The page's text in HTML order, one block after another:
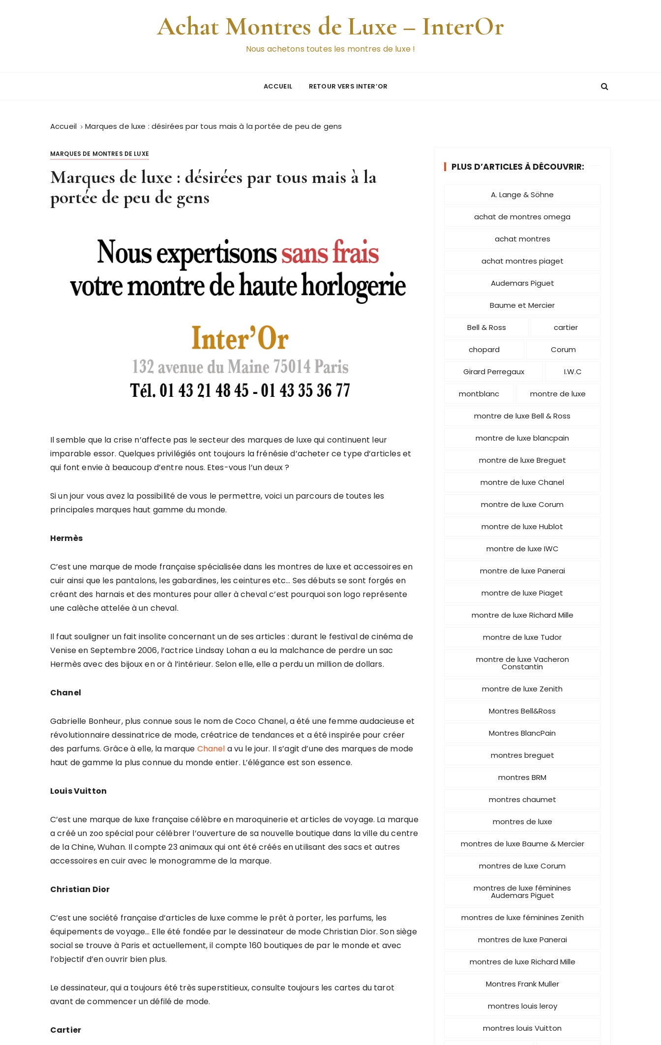
Achat Montres de Luxe – InterOr
Nous achetons toutes les montres de luxe !
ACCUEIL RETOUR VERS INTER’OR
Accueil Marques de luxe : désirées par tous mais à la portée de peu de gens
MARQUES DE MONTRES DE LUXE
Marques de luxe : désirées par tous mais à la
portée de peu de gens
Il semble que la crise n’affecte pas le secteur des marques de luxe qui continuent leur
imparable essor. Quelques privilégiés ont toujours la frénésie d’acheter ce type d’articles et
qui font envie à beaucoup d’entre nous. Etes-vous l’un deux ?
Si un jour vous avez la possibilité de vous le permettre, voici un parcours de toutes les
principales marques haut gamme du monde.
Hermès
C’est une marque de mode française spécialisée dans les montres de luxe et accessoires en
cuir ainsi que les pantalons, les gabardines, les ceintures etc… Ses débuts se sont forgés en
créant des harnais et des montures pour aller à cheval c’est pourquoi son logo représente
une calèche attelée à un cheval.
Il faut souligner un fait insolite concernant un de ses articles : durant le festival de cinéma de
Venise en Septembre 2006, l’actrice Lindsay Lohan a eu la malchance de perdre un sac
Hermès avec des bijoux en or à l’intérieur. Selon elle, elle a perdu un million de dollars.
Chanel
Gabrielle Bonheur, plus connue sous le nom de Coco Chanel, a été une femme audacieuse et
révolutionnaire dessinatrice de mode, créatrice de tendances et a été inspirée pour créer
des parfums. Grâce à elle, la marque Chanel a vu le jour. Il s’agit d’une des marques de mode
haut de gamme la plus connue du monde entier. L’élégance est son essence.
Louis Vuitton
C’est une marque de luxe française célèbre en maroquinerie et articles de voyage. La marque
a créé un zoo spécial pour célébrer l’ouverture de sa nouvelle boutique dans la ville du centre
de la Chine, Wuhan. Il compte 23 animaux qui ont été créés en utilisant des sacs et autres
accessoires en cuir avec le monogramme de la marque.
Christian Dior
C’est une société française d’articles de luxe comme le prêt à porter, les parfums, les
équipements de voyage… Elle été fondée par le dessinateur de mode Christian Dior. Son siège
social se trouve à Paris et actuellement, il compte 160 boutiques de par le monde et avec
l’objectif d’en ouvrir bien plus.
Le dessinateur, qui a toujours été très superstitieux, consulte toujours les cartes du tarot
avant de commencer un défilé de mode.
Cartier
PLUS D’ARTICLES À DÉCOUVRIR:
A. Lange & Söhne
achat de montres omega
achat montres
achat montres piaget
Audemars Piguet
Baume et Mercier
Bell & Ross cartier
chopard Corum
Girard Perregaux I.W.C
montblanc montre de luxe
montre de luxe Bell & Ross
montre de luxe blancpain
montre de luxe Breguet
montre de luxe Chanel
montre de luxe Corum
montre de luxe Hublot
montre de luxe IWC
montre de luxe Panerai
montre de luxe Piaget
montre de luxe Richard Mille
montre de luxe Tudor
montre de luxe Vacheron
Constantin
montre de luxe Zenith
Montres Bell&Ross
Montres BlancPain
montres breguet
montres BRM
montres chaumet
montres de luxe
montres de luxe Baume & Mercier
montres de luxe Corum
montres de luxe féminines
Audemars Piguet
montres de luxe féminines Zenith
montres de luxe Panerai
montres de luxe Richard Mille
Montres Frank Muller
montres louis leroy
montres louis Vuitton